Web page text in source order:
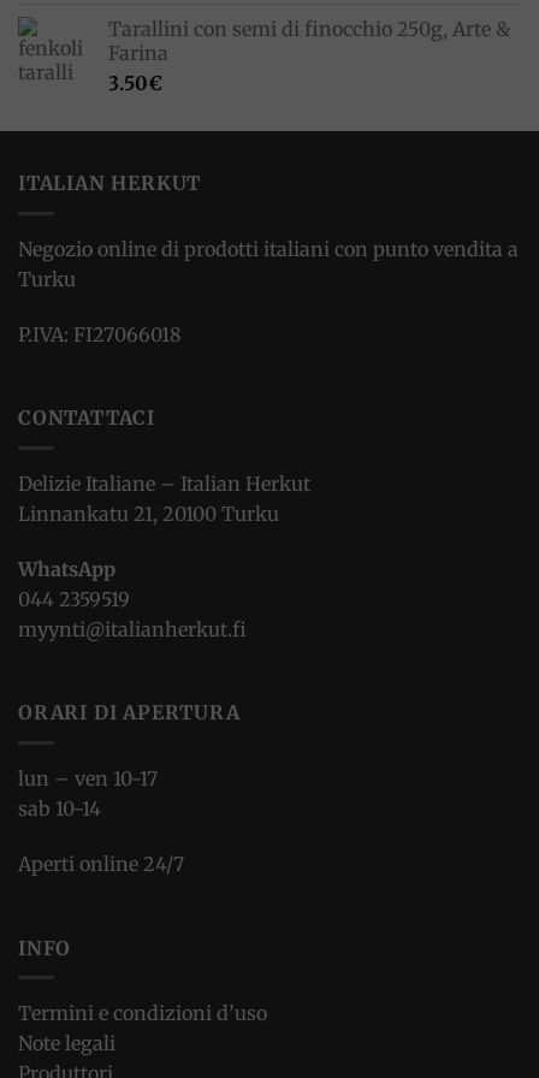
Tarallini con semi di finocchio 250g, Arte &
Farina
3.50€
ITALIAN HERKUT
Negozio online di prodotti italiani con punto vendita a
Turku
P.IVA: FI27066018
CONTATTACI
Delizie Italiane – Italian Herkut
Linnankatu 21, 20100 Turku
WhatsApp
044 2359519
myynti@italianherkut.fi
ORARI DI APERTURA
lun – ven 10-17
sab 10-14
Aperti online 24/7
INFO
Termini e condizioni d’uso
Note legali